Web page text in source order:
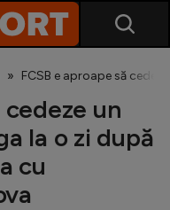
FCSB e aproape să
cedeze un
la o zi după
cu